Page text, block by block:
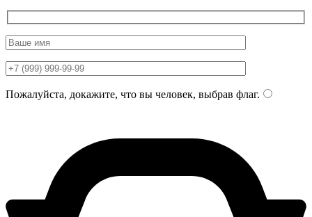
Пожалуйста, докажите, что вы человек, выбрав флаг.